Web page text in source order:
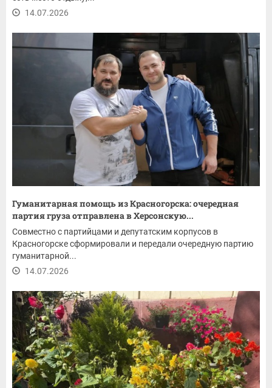
14.07.2026
Гуманитарная помощь из Красногорска: очередная
партия груза отправлена в Херсонскую...
Совместно с партийцами и депутатским корпусов в
Красногорске сформировали и передали очередную партию
гуманитарной...
14.07.2026